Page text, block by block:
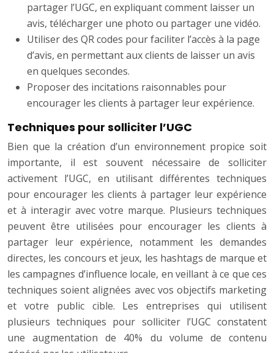
partager l’UGC, en expliquant comment laisser un
avis, télécharger une photo ou partager une vidéo.
Utiliser des QR codes pour faciliter l’accès à la page
d’avis, en permettant aux clients de laisser un avis
en quelques secondes.
Proposer des incitations raisonnables pour
encourager les clients à partager leur expérience.
Techniques pour solliciter l’UGC
Bien que la création d’un environnement propice soit
importante, il est souvent nécessaire de solliciter
activement l’UGC, en utilisant différentes techniques
pour encourager les clients à partager leur expérience
et à interagir avec votre marque. Plusieurs techniques
peuvent être utilisées pour encourager les clients à
partager leur expérience, notamment les demandes
directes, les concours et jeux, les hashtags de marque et
les campagnes d’influence locale, en veillant à ce que ces
techniques soient alignées avec vos objectifs marketing
et votre public cible. Les entreprises qui utilisent
plusieurs techniques pour solliciter l’UGC constatent
une augmentation de 40% du volume de contenu